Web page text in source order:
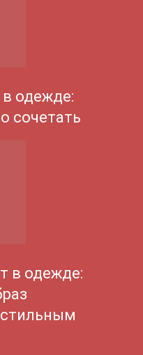
одежде:
сочетать
в одежде: